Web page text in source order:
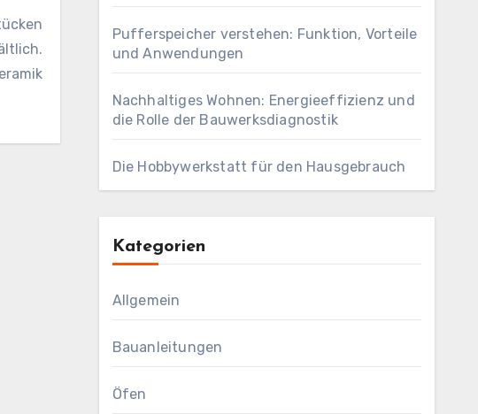
Pufferspeicher verstehen: Funktion, Vorteile
und Anwendungen
Nachhaltiges Wohnen: Energieeffizienz und
die Rolle der Bauwerksdiagnostik
Die Hobbywerkstatt für den Hausgebrauch
Kategorien
Allgemein
Bauanleitungen
Öfen